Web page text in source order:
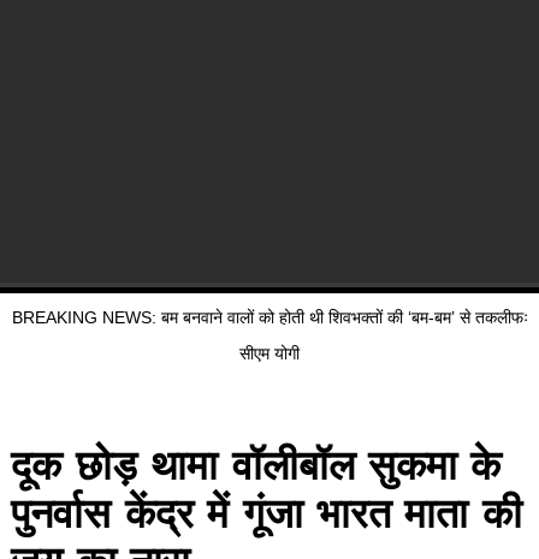
BREAKING NEWS: बम बनवाने वालों को होती थी शिवभक्तों की ‘बम-बम’ से तकलीफः
सीएम योगी
दूक छोड़ थामा वॉलीबॉल सुकमा के
पुनर्वास केंद्र में गूंजा भारत माता की